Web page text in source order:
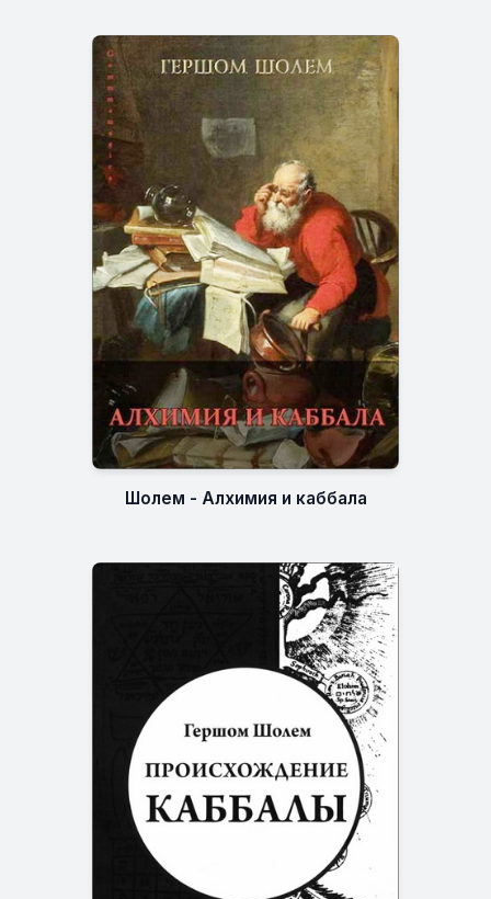
Шолем - Алхимия и каббала